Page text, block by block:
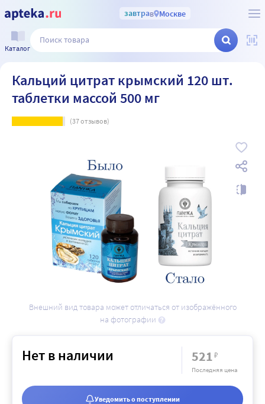
завтрав Москве
Каталог
Кальций цитрат крымский 120 шт.
таблетки массой 500 мг
(37отзывов)
Внешний вид товара может отличаться от изображённого
на фотографии
Нет в наличии 521₽
Последняя цена
Уведомить о поступлении